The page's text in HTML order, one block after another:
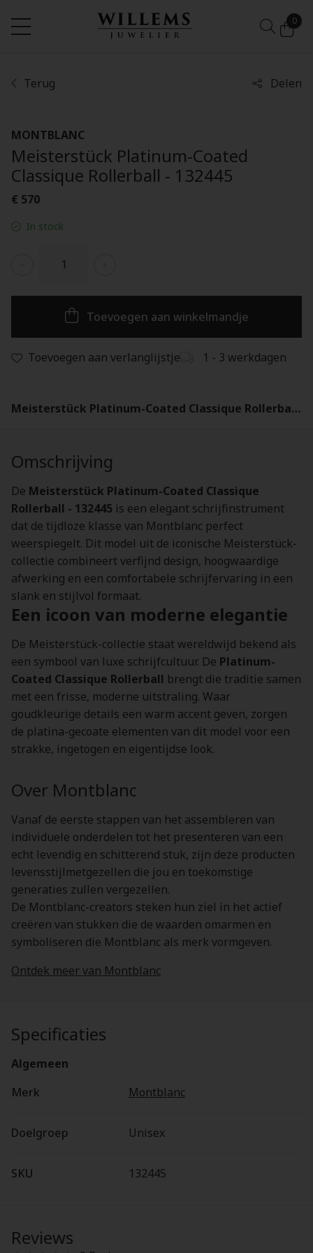
0
Terug Delen
MONTBLANC
Meisterstück Platinum-Coated
Classique Rollerball - 132445
€ 570
In stock
Toevoegen aan winkelmandje
Toevoegen aan verlanglijstje 1 - 3 werkdagen
Meisterstück Platinum-Coated Classique Rollerball - 132445
Omschrijving
De Meisterstück Platinum-Coated Classique
Rollerball - 132445 is een elegant schrijfinstrument
dat de tijdloze klasse van Montblanc perfect
weerspiegelt. Dit model uit de iconische Meisterstück-
collectie combineert verfijnd design, hoogwaardige
afwerking en een comfortabele schrijfervaring in een
slank en stijlvol formaat.
Een icoon van moderne elegantie
De Meisterstück-collectie staat wereldwijd bekend als
een symbool van luxe schrijfcultuur. De Platinum-
Coated Classique Rollerball brengt die traditie samen
met een frisse, moderne uitstraling. Waar
goudkleurige details een warm accent geven, zorgen
de platina-gecoate elementen van dit model voor een
strakke, ingetogen en eigentijdse look.
Over Montblanc
Vanaf de eerste stappen van het assembleren van
individuele onderdelen tot het presenteren van een
echt levendig en schitterend stuk, zijn deze producten
levensstijlmetgezellen die jou en toekomstige
generaties zullen vergezellen.
De Montblanc-creators steken hun ziel in het actief
creëren van stukken die de waarden omarmen en
symboliseren die Montblanc als merk vormgeven.
Ontdek meer van Montblanc
Specificaties
Algemeen
Merk
Montblanc
Doelgroep Unisex
SKU 132445
Reviews